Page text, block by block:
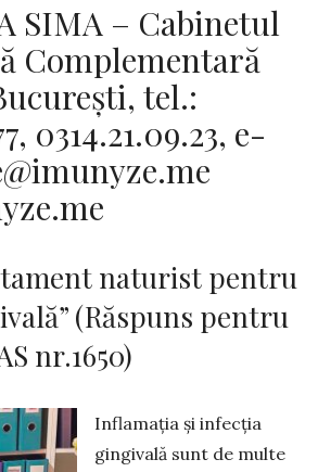
SIMA – Cabinetul
Complementară
tel.:
0314.21.09.23, e-
naturist pentru
(Răspuns pentru
nr.1650)
Inflamația și infecția
gingivală sunt de multe